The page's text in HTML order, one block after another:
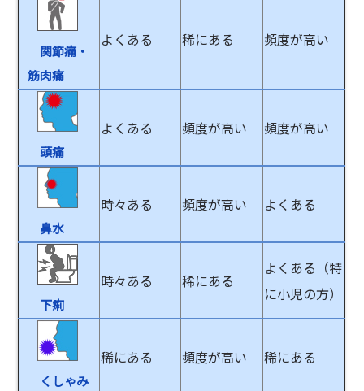
関節痛・
筋肉痛
よくある 稀にある 頻度が高い
頭痛
よくある 頻度が高い 頻度が高い
鼻水
時々ある 頻度が高い よくある
下痢
時々ある 稀にある
よくある（特
に小児の方）
くしゃみ
稀にある 頻度が高い 稀にある